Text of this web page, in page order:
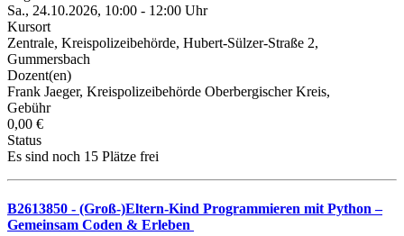
Sa., 24.10.2026, 10:00 - 12:00 Uhr
Kursort
Zentrale, Kreispolizeibehörde, Hubert-Sülzer-Straße 2,
Gummersbach
Dozent(en)
Frank Jaeger, Kreispolizeibehörde Oberbergischer Kreis,
Gebühr
0,00 €
Status
Es sind noch 15 Plätze frei
B2613850 - (Groß-)Eltern-Kind Programmieren mit Python –
Gemeinsam Coden & Erleben